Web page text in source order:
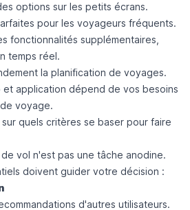
options sur les petits écrans.
pour les voyageurs fréquents.
fonctionnalités supplémentaires,
temps réel.
la planification de voyages.
application dépend de vos besoins
voyage.
quels critères se baser pour faire
vol n'est pas une tâche anodine.
doivent guider votre décision :
d'autres utilisateurs.